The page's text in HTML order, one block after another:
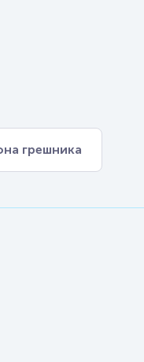
грешника